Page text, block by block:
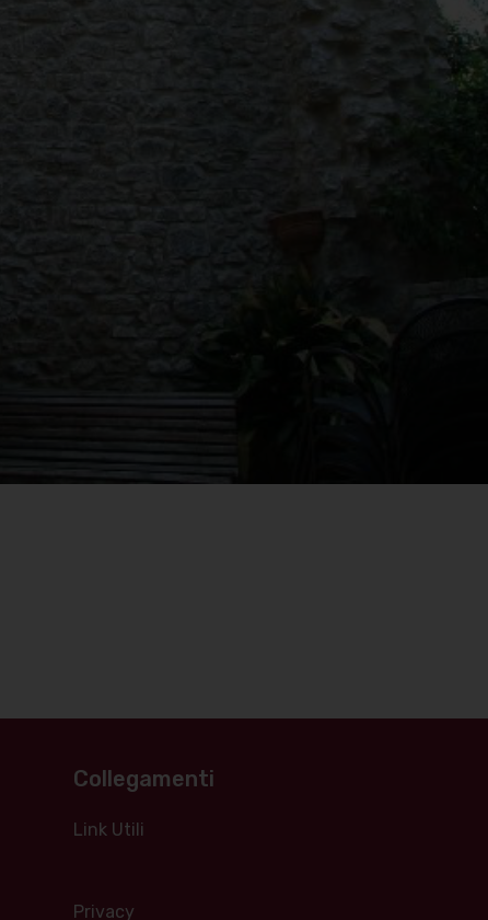
Collegamenti
Link Utili
Privacy